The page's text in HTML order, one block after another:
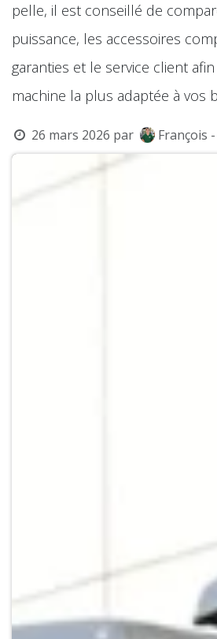
pelle, il est conseillé de
puissance, les accessoires
garanties et le service client
machine la plus adaptée à vos
26 mars 2026 par François